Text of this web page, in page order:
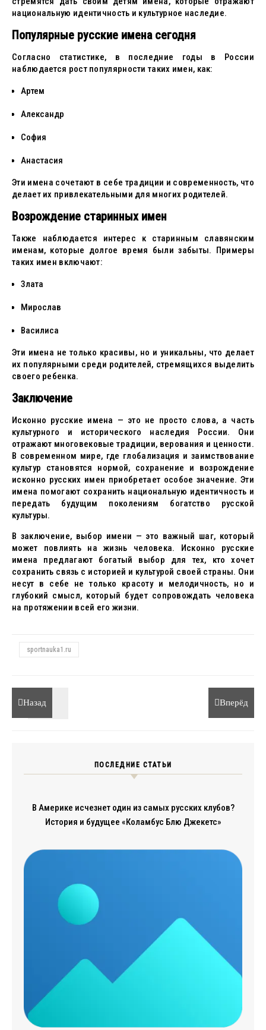
национальную идентичность и культурное наследие.
Популярные русские имена сегодня
Согласно статистике, в последние годы в России
наблюдается рост популярности таких имен, как:
Артем
Александр
София
Анастасия
Эти имена сочетают в себе традиции и современность, что
делает их привлекательными для многих родителей.
Возрождение старинных имен
Также наблюдается интерес к старинным славянским
именам, которые долгое время были забыты. Примеры
таких имен включают:
Злата
Мирослав
Василиса
Эти имена не только красивы, но и уникальны, что делает
их популярными среди родителей, стремящихся выделить
своего ребенка.
Заключение
Исконно русские имена — это не просто слова, а часть
культурного и исторического наследия России. Они
отражают многовековые традиции, верования и ценности.
В современном мире, где глобализация и заимствование
культур становятся нормой, сохранение и возрождение
исконно русских имен приобретает особое значение. Эти
имена помогают сохранить национальную идентичность и
передать будущим поколениям богатство русской
культуры.
В заключение, выбор имени — это важный шаг, который
может повлиять на жизнь человека. Исконно русские
имена предлагают богатый выбор для тех, кто хочет
сохранить связь с историей и культурой своей страны. Они
несут в себе не только красоту и мелодичность, но и
глубокий смысл, который будет сопровождать человека
на протяжении всей его жизни.
sportnauka1.ru
Назад Вперёд
ПОСЛЕДНИЕ СТАТЬИ
В Америке исчезнет один из самых русских клубов?
История и будущее «Коламбус Блю Джекетс»